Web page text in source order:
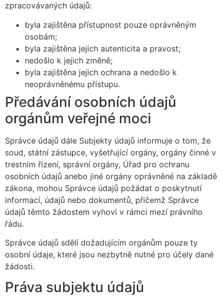
zpracovávaných údajů:
byla zajištěna přístupnost pouze oprávněným
osobám;
byla zajištěna jejich autenticita a pravost;
nedošlo k jejich změně;
byla zajištěna jejich ochrana a nedošlo k
neoprávněnému přístupu.
Předávání osobních údajů
orgánům veřejné moci
Správce údajů dále Subjekty údajů informuje o tom, že
soud, státní zástupce, vyšetřující orgány, orgány činné v
trestním řízení, správní orgány, Úřad pro ochranu
osobních údajů anebo jiné orgány oprávněné na základě
zákona, mohou Správce údajů požádat o poskytnutí
informací, údajů nebo dokumentů, přičemž Správce
údajů těmto žádostem vyhoví v rámci mezí právního
řádu.
Správce údajů sdělí dožadujícím orgánům pouze ty
osobní údaje, které jsou nezbytně nutné pro účely dané
žádosti.
Práva subjektu údajů